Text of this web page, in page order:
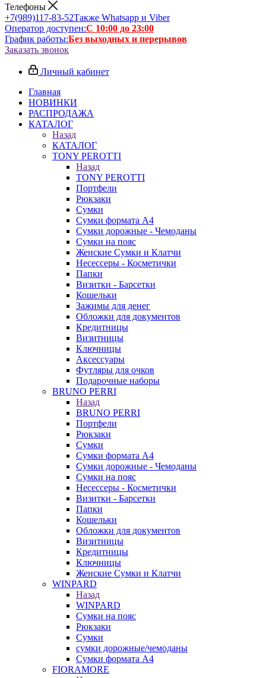
Телефоны
+7(989)117-83-52Также Whatsapp и Viber
Оператор доступен:С 10:00 до 23:00
График работы:Без выходных и перерывов
Заказать звонок
Личный кабинет
Главная
НОВИНКИ
РАСПРОДАЖА
КАТАЛОГ
Назад
КАТАЛОГ
TONY PEROTTI
Назад
TONY PEROTTI
Портфели
Рюкзаки
Сумки
Сумки формата А4
Сумки дорожные - Чемоданы
Сумки на пояс
Женские Сумки и Клатчи
Несессеры - Косметички
Папки
Визитки - Барсетки
Кошельки
Зажимы для денег
Обложки для документов
Кредитницы
Визитницы
Ключницы
Аксессуары
Футляры для очков
Подарочные наборы
BRUNO PERRI
Назад
BRUNO PERRI
Портфели
Рюкзаки
Сумки
Сумки формата А4
Сумки дорожные - Чемоданы
Сумки на пояс
Несессеры - Косметички
Визитки - Барсетки
Папки
Кошельки
Обложки для документов
Визитницы
Кредитницы
Ключницы
Женские Сумки и Клатчи
WINPARD
Назад
WINPARD
Сумки на пояс
Рюкзаки
Сумки
сумки дорожные/чемоданы
Сумки формата А4
FIORAMORE